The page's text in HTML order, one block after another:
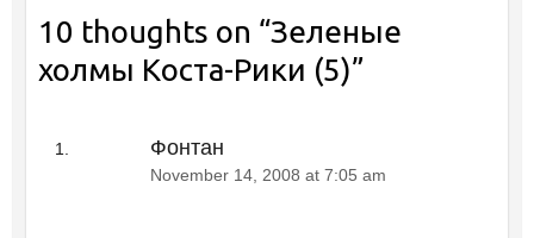
10 thoughts on “Зеленые
холмы Коста-Рики (5)”
Фонтан
November 14, 2008 at 7:05 am